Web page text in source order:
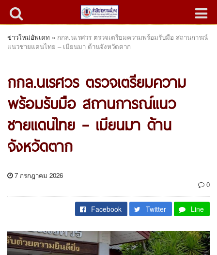
ข่าวใหม่อัพเดท » กกล.นเรศวร ตรวจเตรียมความพร้อมรับมือ สถานการณ์
แนวชายแดนไทย – เมียนมา ด้านจังหวัดตาก
กกล.นเรศวร ตรวจเตรียมความ
พร้อมรับมือ สถานการณ์แนว
ชายแดนไทย – เมียนมา ด้าน
จังหวัดตาก
7 กรกฎาคม 2026
0
Facebook Twitter Line